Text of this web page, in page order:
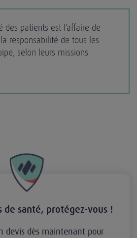
des patients est l’affaire de
responsabilité de tous les
selon leurs missions
de santé, protégez-vous !
devis dès maintenant pour